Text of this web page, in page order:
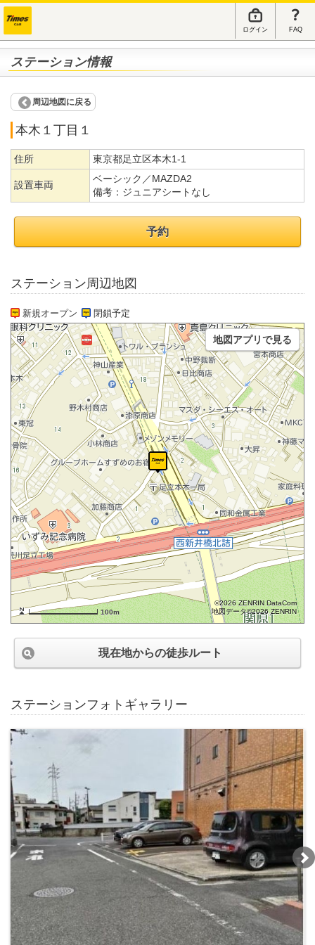
ログイン FAQ
ステーション情報
周辺地図に戻る
本木１丁目１
住所 東京都足立区本木1-1
設置車両
ベーシック／MAZDA2
備考： ジュニアシートなし
予約
ステーション周辺地図
新規オープン 閉鎖予定
100m
©2026 ZENRIN DataCom
地図データ©2026 ZENRIN
地図アプリで見る
現在地からの徒歩ルート
ステーションフォトギャラリー